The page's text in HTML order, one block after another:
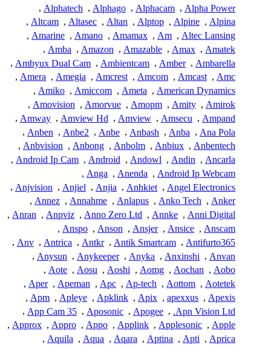
Alpha Power
,
Alphacam
,
Alphago
,
Alphatech
,
Alpina
,
Alpine
,
Alptop
,
Altan
,
Altasec
,
Altcam
,
Altec Lansing
,
Am
,
Amamax
,
Amano
,
Amarine
,
Amatek
,
Amax
,
Amazable
,
Amazon
,
Amba
,
Ambarella
,
Amber
,
Ambientcam
,
Ambyux Dual Cam
,
Amc
,
Amcast
,
Amcom
,
Amcrest
,
Amegia
,
Amera
,
American Dynamics
,
Ameta
,
Amiccom
,
Amiko
,
Amirok
,
Amity
,
Amopm
,
Amorvue
,
Amovision
,
Ampand
,
Amsecu
,
Amview
,
Amview Hd
,
Amway
,
Ana Pola
,
Anba
,
Anbash
,
Anbe
,
Anbe2
,
Anben
,
Anbentech
,
Anbiux
,
Anbolm
,
Anbong
,
Anbvision
,
Ancarla
,
Andin
,
Andowl
,
Android
,
Android Ip Cam
,
Android Ip Webcam
,
Anenda
,
Anga
,
Angel Electronics
,
Anhkiet
,
Anjia
,
Anjiel
,
Anjvision
,
Anker
,
Anko Tech
,
Anlapus
,
Annahme
,
Annez
,
Anni Digital
,
Annke
,
Anno Zero Ltd
,
Anpviz
,
Anran
,
Anscam
,
Ansice
,
Ansjer
,
Anson
,
Anspo
,
Antifurto365
,
Antik Smartcam
,
Antkr
,
Antrica
,
Anv
,
Anvan
,
Anxinshi
,
Anyka
,
Anykeeper
,
Anysun
,
Aobo
,
Aochan
,
Aomg
,
Aoshi
,
Aosu
,
Aote
,
Aotetek
,
Aottom
,
Ap-tech
,
Apc
,
Apeman
,
Aper
,
Apexis
,
apexxus
,
Apix
,
Apklink
,
Apleye
,
Apm
,
Apn Vision Ltd.
,
Apogee
,
Aposonic
,
App Cam 35
,
Apple
,
Applesonic
,
Applink
,
Appo
,
Appro
,
Approx
,
Aprica
,
Apti
,
Aptina
,
Aqara
,
Aqua
,
Aquila
,